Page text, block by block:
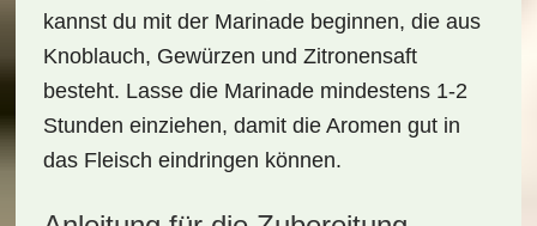
kannst du mit der Marinade beginnen, die aus
Knoblauch, Gewürzen und Zitronensaft
besteht. Lasse die Marinade mindestens 1-2
Stunden einziehen, damit die Aromen gut in
das Fleisch eindringen können.